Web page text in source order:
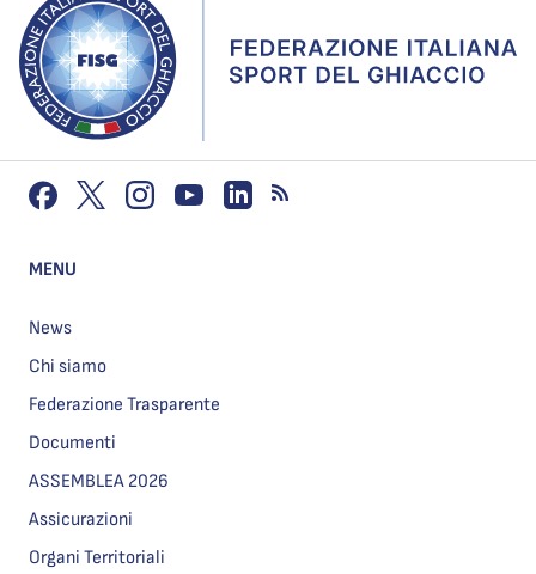
MENU
News
Chi siamo
Federazione Trasparente
Documenti
ASSEMBLEA 2026
Assicurazioni
Organi Territoriali